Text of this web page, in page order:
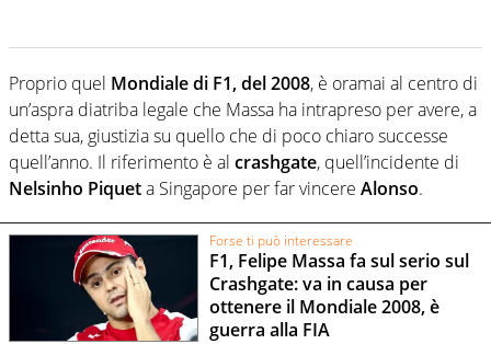
Proprio quel Mondiale di F1, del 2008, è oramai al centro di
un’aspra diatriba legale che Massa ha intrapreso per avere, a
detta sua, giustizia su quello che di poco chiaro successe
quell’anno. Il riferimento è al crashgate, quell’incidente di
Nelsinho Piqueta Singapore per far vincere Alonso.
Forse ti può interessare
F1, Felipe Massa fa sul serio sul
Crashgate: va in causa per
ottenere il Mondiale 2008, è
guerra alla FIA